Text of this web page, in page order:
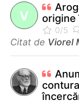
V
origine
Citat de Viorel